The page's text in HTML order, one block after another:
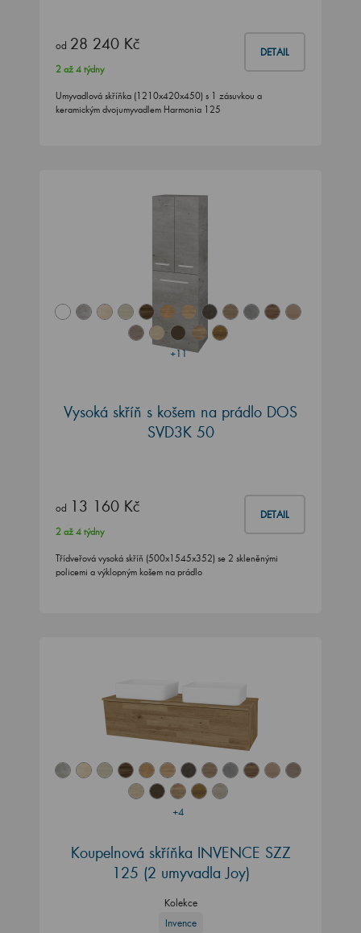
od 28 240 Kč DETAIL
2 až 4 týdny
Umyvadlová skříňka (1210x420x450) s 1 zásuvkou a
keramickým dvojumyvadlem Harmonia 125
+11
Vysoká skříň s košem na prádlo DOS
SVD3K 50
od 13 160 Kč DETAIL
2 až 4 týdny
Třídveřová vysoká skříň (500x1545x352) se 2 skleněnými
policemi a výklopným košem na prádlo
+4
Koupelnová skříňka INVENCE SZZ
125 (2 umyvadla Joy)
Kolekce
Invence